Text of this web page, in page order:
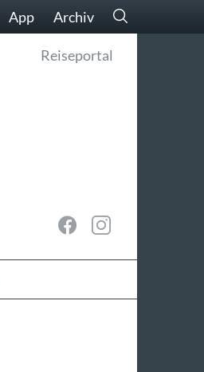
App Archiv
Reiseportal